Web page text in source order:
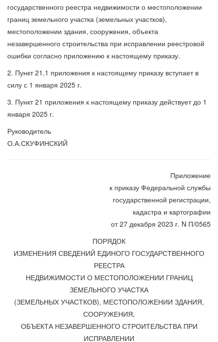
государственного реестра недвижимости о местоположении
границ земельного участка (земельных участков),
местоположении здания, сооружения, объекта
незавершенного строительства при исправлении реестровой
ошибки согласно приложению к настоящему приказу.
2. Пункт 21.1 приложения к настоящему приказу вступает в
силу с 1 января 2025 г.
3. Пункт 21 приложения к настоящему приказу действует до 1
января 2025 г.
Руководитель
О.А.СКУФИНСКИЙ
Приложение
к приказу Федеральной службы
государственной регистрации,
кадастра и картографии
от 27 декабря 2023 г. N П/0565
ПОРЯДОК
ИЗМЕНЕНИЯ СВЕДЕНИЙ ЕДИНОГО ГОСУДАРСТВЕННОГО
РЕЕСТРА
НЕДВИЖИМОСТИ О МЕСТОПОЛОЖЕНИИ ГРАНИЦ
ЗЕМЕЛЬНОГО УЧАСТКА
(ЗЕМЕЛЬНЫХ УЧАСТКОВ), МЕСТОПОЛОЖЕНИИ ЗДАНИЯ,
СООРУЖЕНИЯ,
ОБЪЕКТА НЕЗАВЕРШЕННОГО СТРОИТЕЛЬСТВА ПРИ
ИСПРАВЛЕНИИ